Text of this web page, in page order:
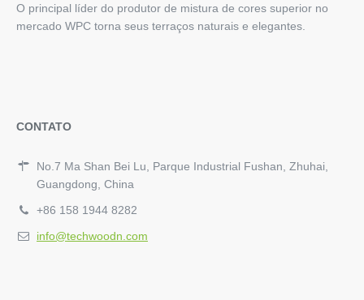
O principal líder do produtor de mistura de cores superior no
mercado WPC torna seus terraços naturais e elegantes.
CONTATO
No.7 Ma Shan Bei Lu, Parque Industrial Fushan, Zhuhai,
Guangdong, China
+86 158 1944 8282
info@techwoodn.com